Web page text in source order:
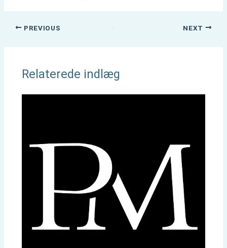
PREVIOUS NEXT
Relaterede indlæg